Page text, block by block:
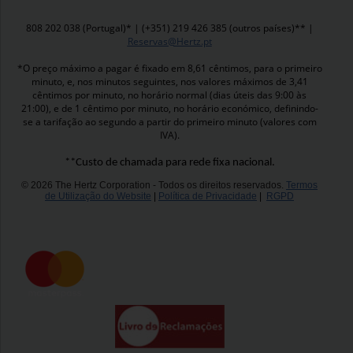
808 202 038 (Portugal)* | (+351) 219 426 385 (outros países)** |
Reservas@Hertz.pt
*O preço máximo a pagar é fixado em 8,61 cêntimos, para o primeiro
minuto, e, nos minutos seguintes, nos valores máximos de 3,41
cêntimos por minuto, no horário normal (dias úteis das 9:00 às
21:00), e de 1 cêntimo por minuto, no horário económico, definindo-
se a tarifação ao segundo a partir do primeiro minuto (valores com
IVA).
**Custo de chamada para rede fixa nacional.
© 2026 The Hertz Corporation - Todos os direitos reservados. Termos
de Utilização do Website
Política de Privacidade RGPD